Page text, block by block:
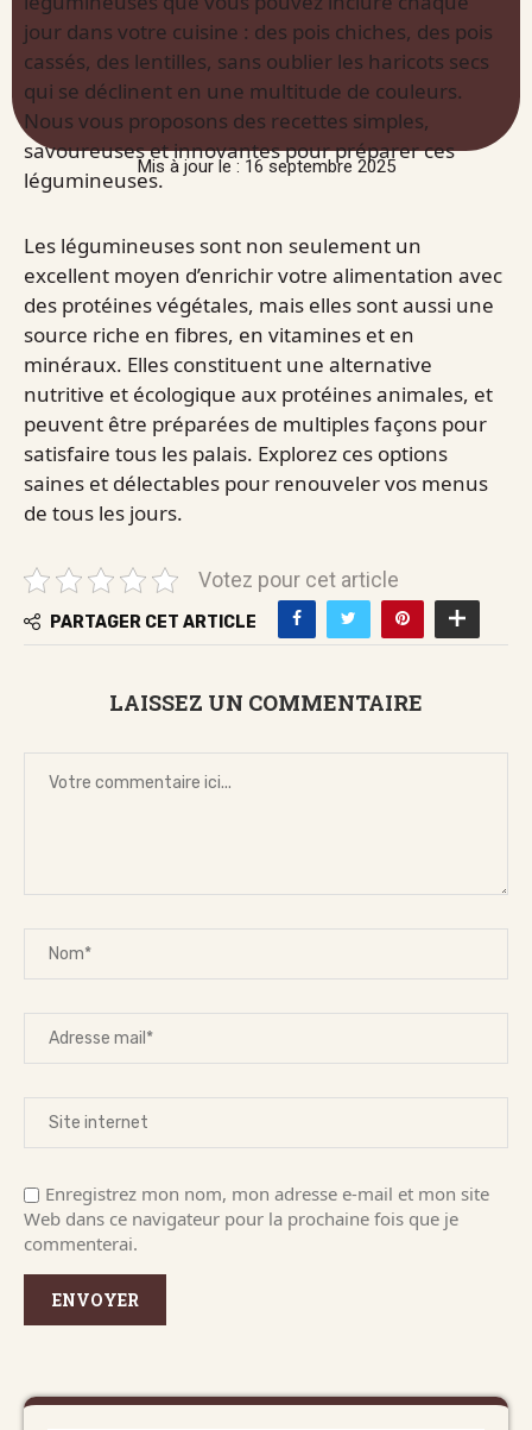
Mis à jour le : 16 septembre 2025
jour dans votre cuisine : des pois chiches, des pois
cassés, des lentilles, sans oublier les haricots secs
qui se déclinent en une multitude de couleurs.
Nous vous proposons des recettes simples,
savoureuses et innovantes pour préparer ces
légumineuses.
Les légumineuses sont non seulement un
excellent moyen d’enrichir votre alimentation avec
des protéines végétales, mais elles sont aussi une
source riche en fibres, en vitamines et en
minéraux. Elles constituent une alternative
nutritive et écologique aux protéines animales, et
peuvent être préparées de multiples façons pour
satisfaire tous les palais. Explorez ces options
saines et délectables pour renouveler vos menus
de tous les jours.
Votez pour cet article
PARTAGER CET ARTICLE
LAISSEZ UN COMMENTAIRE
Enregistrez mon nom, mon adresse e-mail et mon site
Web dans ce navigateur pour la prochaine fois que je
commenterai.